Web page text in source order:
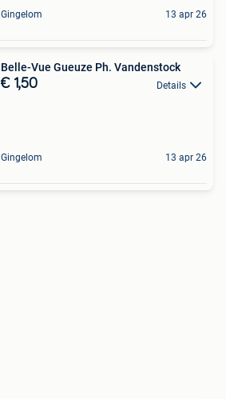
Gingelom 13 apr 26
Belle-Vue Gueuze Ph. Vandenstock
€ 1,50 Details
Gingelom 13 apr 26